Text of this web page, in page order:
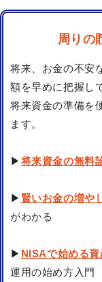
周りの
将来、お金の不安
額を早めに把握し
将来資金の準備を
ます。
▶将来資金の無料
▶ 賢いお金の増や
がわかる
▶ NISAで始める
運用の始め方入門